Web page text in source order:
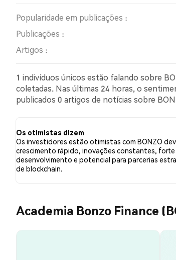
Popularidade em publicações :
Publicações :
Artigos :
1 indivíduos únicos estão falando sobre
coletadas. Nas últimas 24 horas, o
publicados 0 artigos de notícias sobre
Os otimistas dizem
Os investidores estão otimistas com BONZO
crescimento rápido, inovações constantes, forte
desenvolvimento e potencial para parcerias
de blockchain.
Academia Bonzo Finance